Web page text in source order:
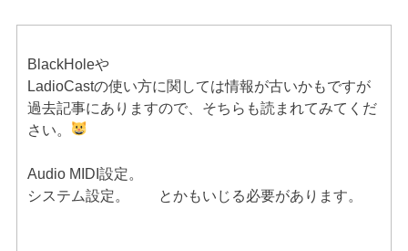
BlackHoleや
LadioCastの使い方に関しては情報が古いかもですが
過去記事にありますので、そちらも読まれてみてくだ
さい。
Audio MIDI設定。
システム設定。 とかもいじる必要があります。